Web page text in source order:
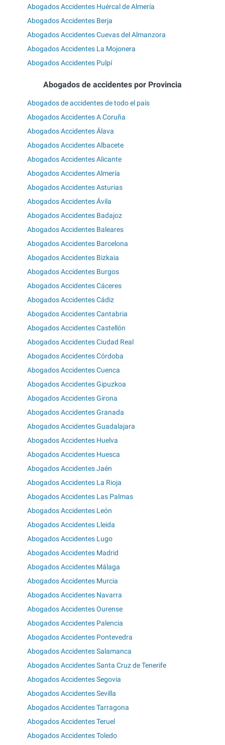
Abogados Accidentes Huércal de Almería
Abogados Accidentes Berja
Abogados Accidentes Cuevas del Almanzora
Abogados Accidentes La Mojonera
Abogados Accidentes Pulpí
Abogados de accidentes por Provincia
Abogados de accidentes de todo el país
Abogados Accidentes A Coruña
Abogados Accidentes Álava
Abogados Accidentes Albacete
Abogados Accidentes Alicante
Abogados Accidentes Almería
Abogados Accidentes Asturias
Abogados Accidentes Ávila
Abogados Accidentes Badajoz
Abogados Accidentes Baleares
Abogados Accidentes Barcelona
Abogados Accidentes Bizkaia
Abogados Accidentes Burgos
Abogados Accidentes Cáceres
Abogados Accidentes Cádiz
Abogados Accidentes Cantabria
Abogados Accidentes Castellón
Abogados Accidentes Ciudad Real
Abogados Accidentes Córdoba
Abogados Accidentes Cuenca
Abogados Accidentes Gipuzkoa
Abogados Accidentes Girona
Abogados Accidentes Granada
Abogados Accidentes Guadalajara
Abogados Accidentes Huelva
Abogados Accidentes Huesca
Abogados Accidentes Jaén
Abogados Accidentes La Rioja
Abogados Accidentes Las Palmas
Abogados Accidentes León
Abogados Accidentes Lleida
Abogados Accidentes Lugo
Abogados Accidentes Madrid
Abogados Accidentes Málaga
Abogados Accidentes Murcia
Abogados Accidentes Navarra
Abogados Accidentes Ourense
Abogados Accidentes Palencia
Abogados Accidentes Pontevedra
Abogados Accidentes Salamanca
Abogados Accidentes Santa Cruz de Tenerife
Abogados Accidentes Segovia
Abogados Accidentes Sevilla
Abogados Accidentes Tarragona
Abogados Accidentes Teruel
Abogados Accidentes Toledo